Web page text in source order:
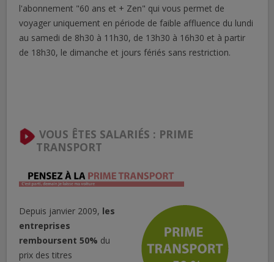
l'abonnement "60 ans et + Zen" qui vous permet de
voyager uniquement en période de faible affluence du lundi
au samedi de 8h30 à 11h30, de 13h30 à 16h30 et à partir
de 18h30, le dimanche et jours fériés sans restriction.
VOUS ÊTES SALARIÉS : PRIME
TRANSPORT
Depuis janvier 2009, les
entreprises
remboursent 50% du
prix des titres